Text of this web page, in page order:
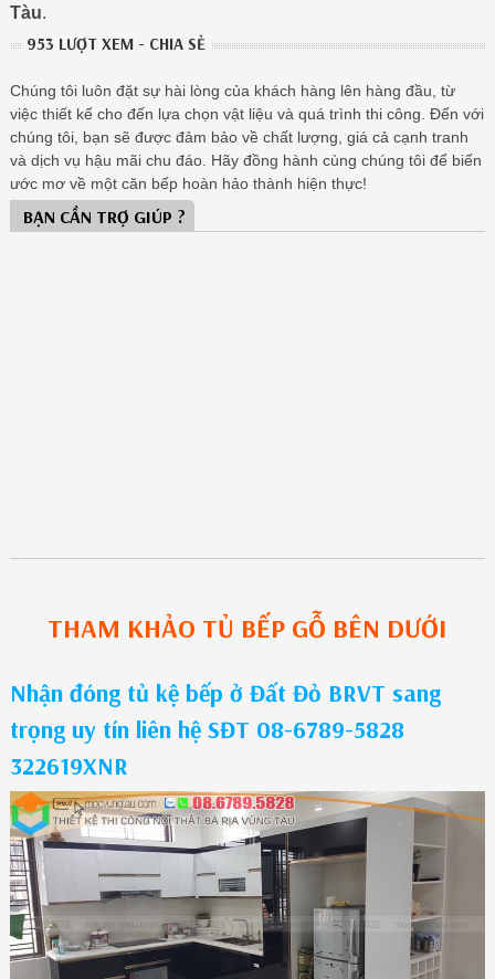
Tàu.
953 LƯỢT XEM - CHIA SẺ
Chúng tôi luôn đặt sự hài lòng của khách hàng lên hàng đầu, từ
việc thiết kế cho đến lựa chọn vật liệu và quá trình thi công. Đến với
chúng tôi, bạn sẽ được đảm bảo về chất lượng, giá cả cạnh tranh
và dịch vụ hậu mãi chu đáo. Hãy đồng hành cùng chúng tôi để biến
ước mơ về một căn bếp hoàn hảo thành hiện thực!
BẠN CẦN TRỢ GIÚP ?
THAM KHẢO TỦ BẾP GỖ BÊN DƯỚI
Nhận đóng tủ kệ bếp ở Đất Đỏ BRVT sang
trọng uy tín liên hệ SĐT 08-6789-5828
322619XNR